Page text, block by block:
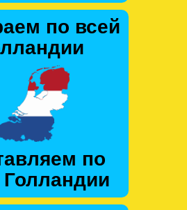
по всей
по
Голландии